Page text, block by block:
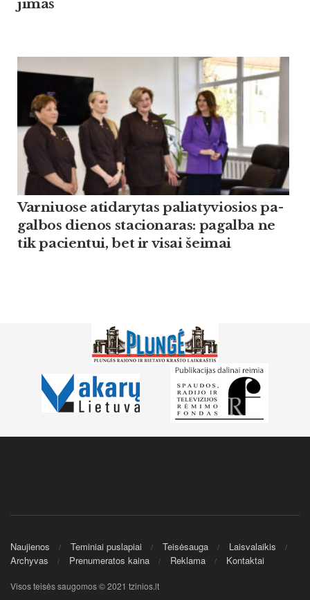
ji­mas
Var­niuo­se ati­da­ry­tas pa­lia­ty­vio­sios pa­
gal­bos die­nos sta­cio­na­ras: pa­gal­ba ne
tik pa­cien­tui, bet ir vi­sai šei­mai
Naujienos Teminiai puslapiai Teisėsauga
Laisvalaikis
Archyvas
Prenumeratos kaina Reklama Kontaktai
Visos teisės saugomos © 2021 tzinios.lt